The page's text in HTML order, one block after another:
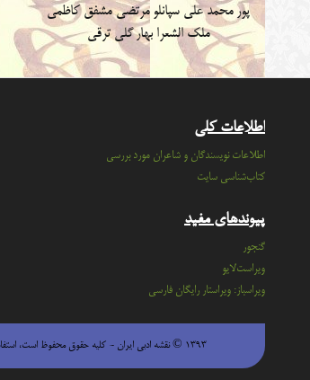
پور محمد علی سپانلو مرتضی مشفق کاظمی
ملک الشعرا بهارگلی ترقی
اطلاعات کلی
اطلاعات نویسندگان و شاعران مورد بررسی
کتاب‌شناسی سایت
پیوندهای مفید
گنجور
ویراست‌لایو
ویراسباز: ویراستار رایگان فارسی
۱۳۹۳ © نقشه ادبی ایران - كليه حقوق محفوظ است، استفاده از مطالب با ذكر منبع بلامانع است.